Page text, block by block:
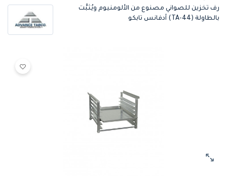
رف تخزين للصواني مصنوع من الألومنيوم ويُثبَّت
بالطاولة (TA-44) أدفانس تابكو